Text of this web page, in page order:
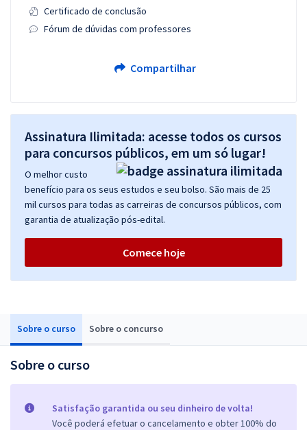
Sobre o curso Sobre o concurso
Sobre o curso
Satisfação garantida ou seu dinheiro de volta!
Você poderá efetuar o cancelamento e obter 100% do
Certificado de conclusão
Fórum de dúvidas com professores
Compartilhar
Assinatura Ilimitada: acesse todos os cursos
para concursos públicos, em um só lugar!
O melhor custo
benefício para os seus estudos e seu bolso. São mais de 25
mil cursos para todas as carreiras de concursos públicos, com
garantia de atualização pós-edital.
Comece hoje